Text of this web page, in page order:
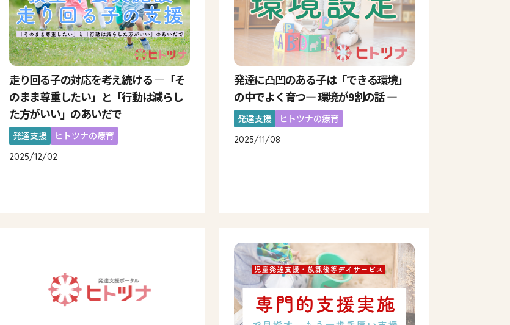
走り回る子の対応を考え続ける ―「そ
のまま尊重したい」と「行動は減らし
た方がいい」のあいだで
発達支援 ヒトツナの療育
2025/12/02
発達に凸凹のある子は「できる環境」
の中でよく育つ― 環境が9割の話 ―
発達支援 ヒトツナの療育
2025/11/08